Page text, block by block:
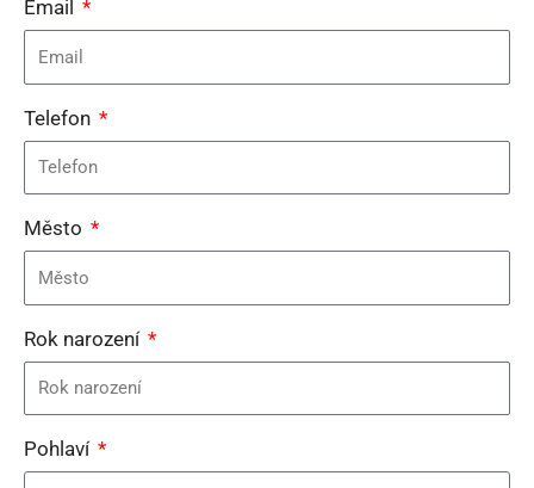
Email
Telefon
Město
Rok narození
Pohlaví